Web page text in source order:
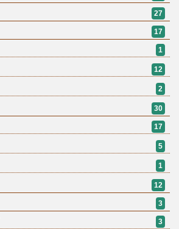
27
17
1
12
2
30
17
5
1
12
3
3